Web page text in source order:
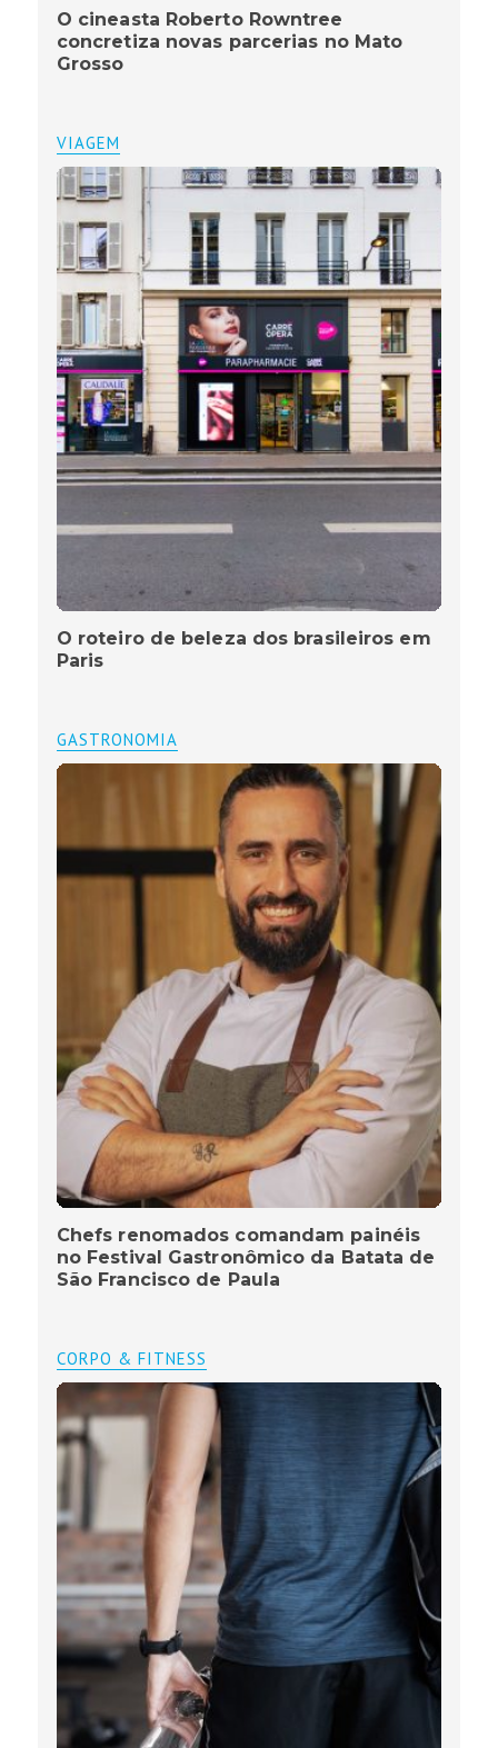
O cineasta Roberto Rowntree
concretiza novas parcerias no Mato
Grosso
VIAGEM
O roteiro de beleza dos brasileiros em
Paris
GASTRONOMIA
Chefs renomados comandam painéis
no Festival Gastronômico da Batata de
São Francisco de Paula
CORPO & FITNESS